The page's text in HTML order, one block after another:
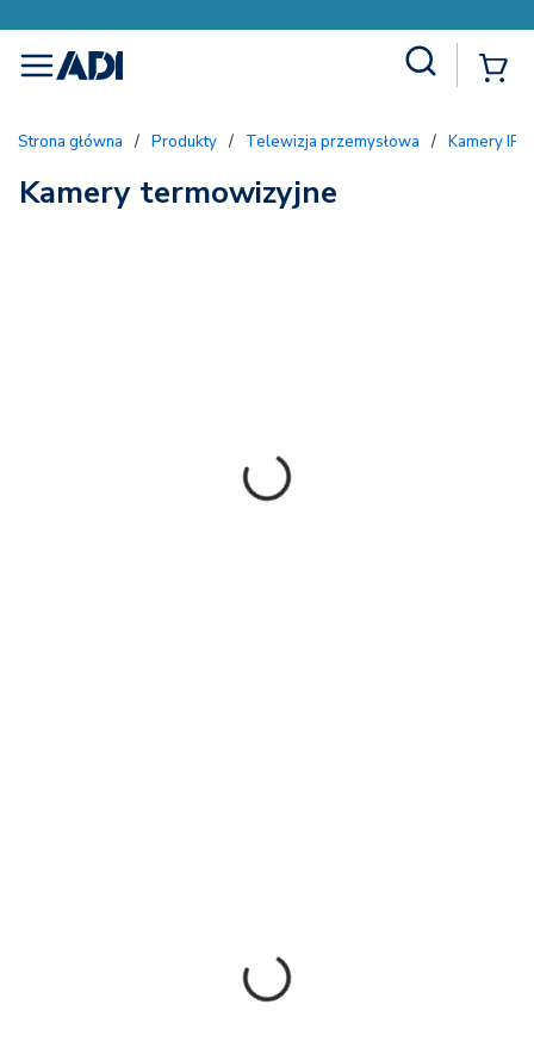
menu
Strona główna / Produkty / Telewizja przemysłowa / Kamery IP
Kamery termowizyjne